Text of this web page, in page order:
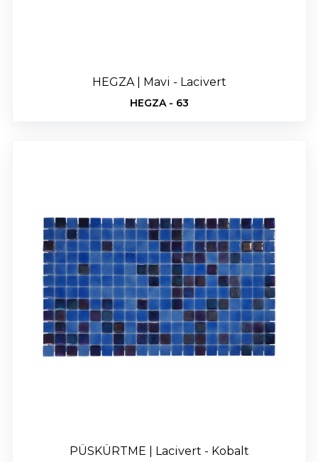
HEGZA | Mavi - Lacivert
HEGZA - 63
PÜSKÜRTME | Lacivert - Kobalt